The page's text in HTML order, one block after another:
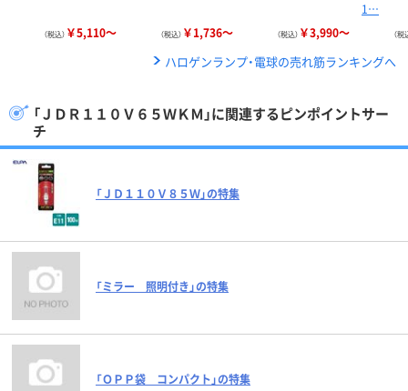
（税込） ￥5,110～ （税込） ￥1,736～ （税込） ￥3,990～
1…
（税
ハロゲンランプ・電球の売れ筋ランキングへ
「ＪＤＲ１１０Ｖ６５ＷＫＭ」に関連するピンポイントサー
チ
「ＪＤ１１０Ｖ８５Ｗ」の特集
「ミラー 照明付き」の特集
「ＯＰＰ袋 コンパクト」の特集